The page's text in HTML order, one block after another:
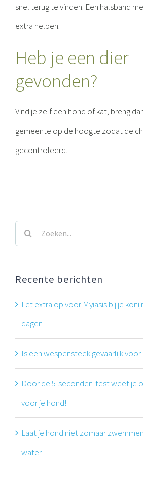
snel terug te vinden. Een halsband
extra helpen.
Heb je een dier
gevonden?
Vind je zelf een hond of kat, breng
gemeente op de hoogte zodat de
gecontroleerd.
Zoeken
naar:
Recente berichten
Let extra op voor Myiasis bij je
dagen
Is een wespensteek gevaarlijk voor
Door de 5-seconden-test weet je
voor je hond!
Laat je hond niet zomaar
water!